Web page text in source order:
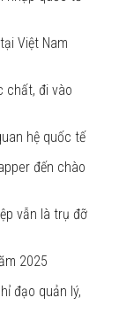
Việt Nam
chất, đi vào
hệ quốc tế
đến chào
vẫn là trụ đỡ
2025
đạo quản lý,